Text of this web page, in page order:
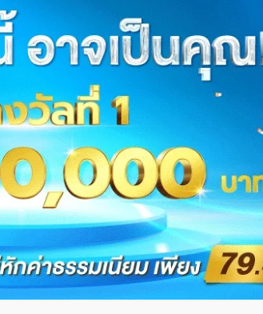
จ๋าย ไททศมิตร จัดหนัก! ปมตัดสิทธิ์บัตร
สวัสดิการ